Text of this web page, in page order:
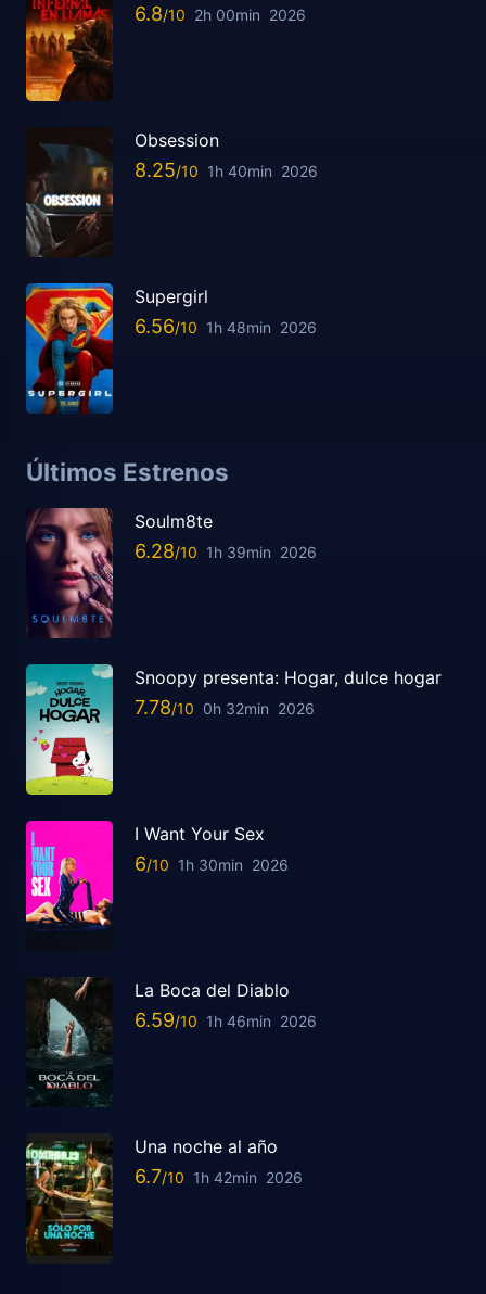
6.8 2h 00min 2026
Obsession
8.25 1h 40min 2026
Supergirl
6.56 1h 48min 2026
Últimos Estrenos
Soulm8te
6.28 1h 39min 2026
Snoopy presenta: Hogar, dulce hogar
7.78 0h 32min 2026
I Want Your Sex
6 1h 30min 2026
La Boca del Diablo
6.59 1h 46min 2026
Una noche al año
6.7 1h 42min 2026